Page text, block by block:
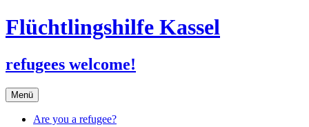
Flüchtlingshilfe Kassel
refugees welcome!
Menü Zum
Inhalt
springen
Are you a refugee?